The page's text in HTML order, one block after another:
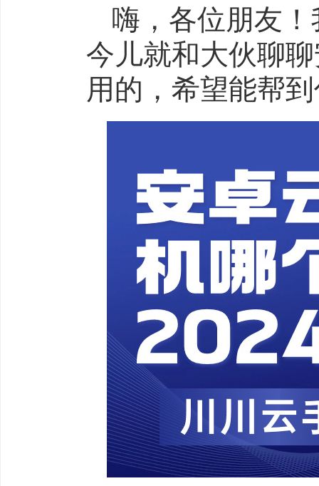
嗨，各位朋友
今儿就和大伙聊
用的，希望能帮